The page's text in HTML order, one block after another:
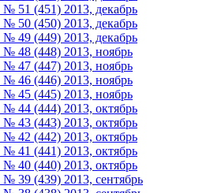
№ 51 (451) 2013, декабрь
№ 50 (450) 2013, декабрь
№ 49 (449) 2013, декабрь
№ 48 (448) 2013, ноябрь
№ 47 (447) 2013, ноябрь
№ 46 (446) 2013, ноябрь
№ 45 (445) 2013, ноябрь
№ 44 (444) 2013, октябрь
№ 43 (443) 2013, октябрь
№ 42 (442) 2013, октябрь
№ 41 (441) 2013, октябрь
№ 40 (440) 2013, октябрь
№ 39 (439) 2013, сентябрь